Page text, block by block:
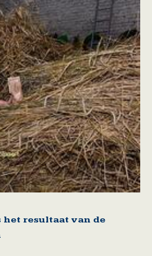
resultaat van de